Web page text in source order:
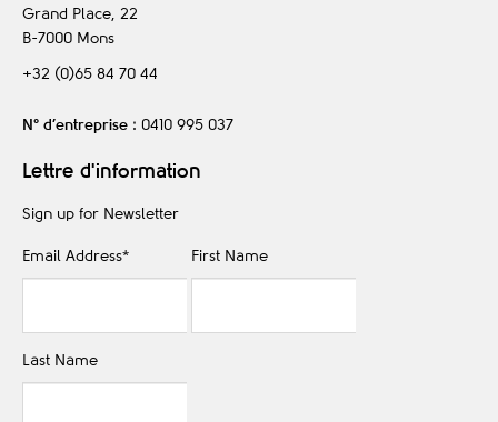
Grand Place, 22
B-7000 Mons
+32 (0)65 84 70 44
N° d’entreprise : 0410 995 037
Lettre d'information
Sign up for Newsletter
Email Address* First Name
Last Name